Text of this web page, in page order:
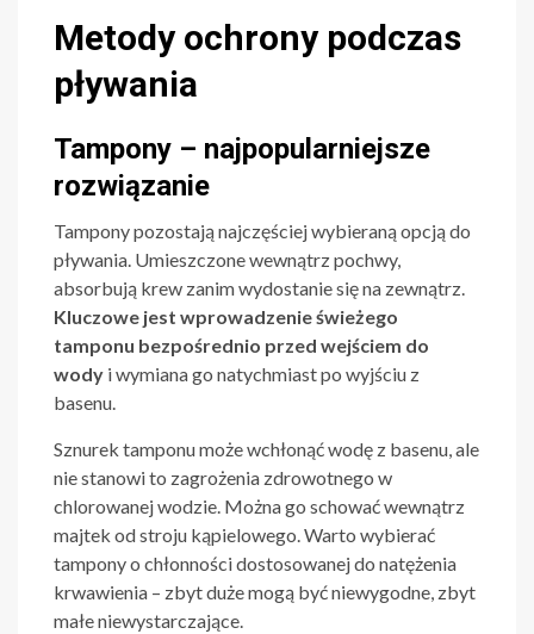
Metody ochrony podczas
pływania
Tampony – najpopularniejsze
rozwiązanie
Tampony pozostają najczęściej wybieraną opcją do
pływania. Umieszczone wewnątrz pochwy,
absorbują krew zanim wydostanie się na zewnątrz.
Kluczowe jest wprowadzenie świeżego
tamponu bezpośrednio przed wejściem do
wody i wymiana go natychmiast po wyjściu z
basenu.
Sznurek tamponu może wchłonąć wodę z basenu, ale
nie stanowi to zagrożenia zdrowotnego w
chlorowanej wodzie. Można go schować wewnątrz
majtek od stroju kąpielowego. Warto wybierać
tampony o chłonności dostosowanej do natężenia
krwawienia – zbyt duże mogą być niewygodne, zbyt
małe niewystarczające.